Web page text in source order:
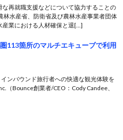
な再就職支援などについて協力することの
林水産省、防衛省及び農林水産事業者団体
産業における人材確保と退[…]
113箇所のマルチエキューブで利用
ンバウンド旅行者への快適な観光体験を
（Bounce創業者/CEO：Cody Candee、